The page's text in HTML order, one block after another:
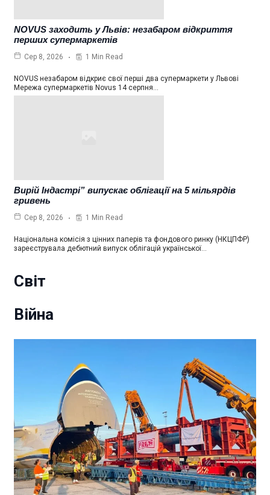
NOVUS заходить у Львів: незабаром відкриття
перших супермаркетів
Сер 8, 2026 1 Min Read
NOVUS незабаром відкриє свої перші два супермаркети у Львові
Мережа супермаркетів Novus 14 серпня…
Вирій Індастрі” випускає облігації на 5 мільярдів
гривень
Сер 8, 2026 1 Min Read
Національна комісія з цінних паперів та фондового ринку (НКЦПФР)
зареєструвала дебютний випуск облігацій української…
Світ
Війна